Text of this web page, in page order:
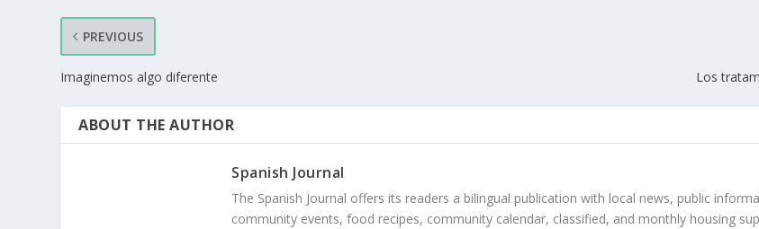
PREVIOUS
Imaginemos algo diferente Los
ABOUT THE AUTHOR
Spanish Journal
The Spanish Journal offers its readers a bilingual publication with local news, public
community events, food recipes, community calendar, classified, and monthly housing